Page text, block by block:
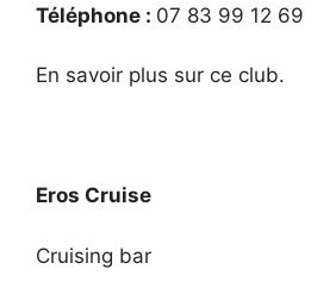
Téléphone : 07 83 99 12 69
En savoir plus sur ce club.
Eros Cruise
Cruising bar